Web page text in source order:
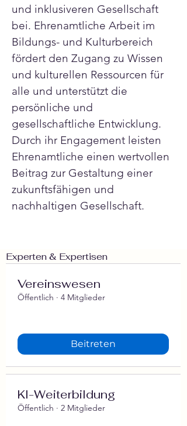
und inklusiveren Gesellschaft
bei. Ehrenamtliche Arbeit im
Bildungs- und Kulturbereich
fördert den Zugang zu Wissen
und kulturellen Ressourcen für
alle und unterstützt die
persönliche und
gesellschaftliche Entwicklung.
Durch ihr Engagement leisten
Ehrenamtliche einen wertvollen
Beitrag zur Gestaltung einer
zukunftsfähigen und
nachhaltigen Gesellschaft.
Experten & Expertisen
Vereinswesen
Öffentlich · 4 Mitglieder
Beitreten
‍KI-Weiterbildung
Öffentlich · 2 Mitglieder